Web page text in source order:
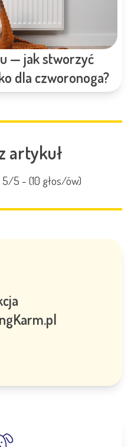
— jak stworzyć
dla czworonoga?
artykuł
5/5 - (10 głos/ów)